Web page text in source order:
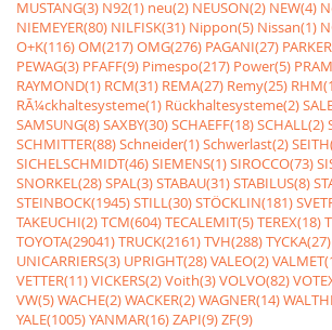
MUSTANG(3) N92(1) neu(2) NEUSON(2) NEW(4)
NIEMEYER(80) NILFISK(31) Nippon(5) Nissan(1)
O+K(116)OM(217)OMG(276) PAGANI(27)
PEWAG(3) PFAFF(9) Pimespo(217) Power(5)
RAYMOND(1) RCM(31) REMA(27) Remy(25)
RÃ¼ckhaltesysteme(1) Rückhaltesysteme(2)
SAMSUNG(8)SAXBY(30)SCHAEFF(18)SCHALL(2)
SCHMITTER(88)Schneider(1)Schwerlast(2)
SICHELSCHMIDT(46)SIEMENS(1)SIROCCO(73)
SNORKEL(28)SPAL(3)STABAU(31)STABILUS(8)
STEINBOCK(1945)STILL(30)STÖCKLIN(181)
TAKEUCHI(2)TCM(604)TECALEMIT(5)TEREX(18)
TOYOTA(29041)TRUCK(2161)TVH(288)TYCKA(27)
UNICARRIERS(3) UPRIGHT(28)VALEO(2)
VETTER(11)VICKERS(2)Voith(3)VOLVO(82)
VW(5)WACHE(2)WACKER(2)WAGNER(14)
YALE(1005)YANMAR(16)ZAPI(9)ZF(9)